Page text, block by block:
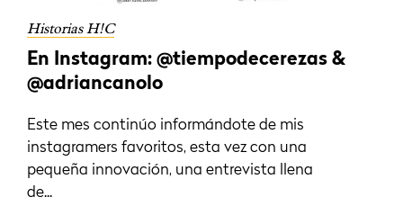
Historias H!C
En Instagram: @tiempodecerezas &
@adriancanolo
Este mes continúo informándote de mis
instagramers favoritos, esta vez con una
pequeña innovación, una entrevista llena
de...